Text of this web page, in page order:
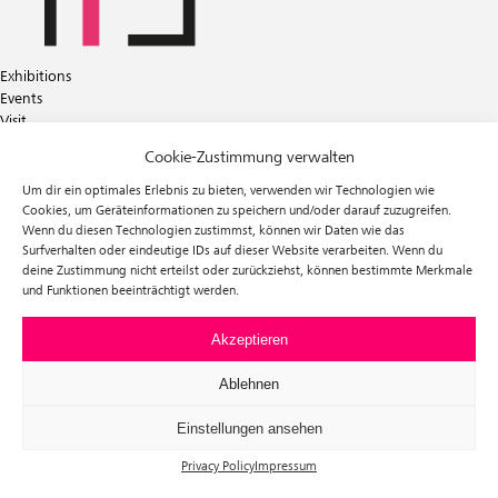
Cookie-Zustimmung verwalten
Um dir ein optimales Erlebnis zu bieten, verwenden wir Technologien wie
Cookies, um Geräteinformationen zu speichern und/oder darauf zuzugreifen.
Wenn du diesen Technologien zustimmst, können wir Daten wie das
Surfverhalten oder eindeutige IDs auf dieser Website verarbeiten. Wenn du
deine Zustimmung nicht erteilst oder zurückziehst, können bestimmte Merkmale
und Funktionen beeinträchtigt werden.
Akzeptieren
Ablehnen
Einstellungen ansehen
Privacy PolicyImpressum
Exhibitions
Events
Visit
Förderverein f³
Newsletter
Instagram
Facebook
f³ – freiraum für fotografie
Prinzessinnenstraße 30
Telefon: +49 30 63961119